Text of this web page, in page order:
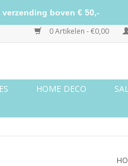
0 Artikelen - €0,00
HOME DECO
boven € 50,-